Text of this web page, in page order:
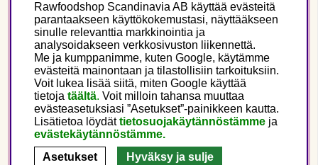
Seuraa meitä
Tämä on Rawfoodshop
Finland
Rawfoodshop Scandinavia AB käyttää evästeitä
parantaakseen käyttökokemustasi, näyttääkseen
sinulle relevanttia markkinointia ja
analysoidakseen verkkosivuston liikennettä.
Me ja kumppanimme, kuten Google, käytämme
evästeitä mainontaan ja tilastollisiin tarkoituksiin.
Voit lukea lisää siitä, miten Google käyttää
tietoja täältä. Voit milloin tahansa muuttaa
evästeasetuksiasi ”Asetukset”-painikkeen kautta.
Lisätietoa löydättietosuojakäytännöstämme ja
evästekäytännöstämme.
Asetukset
Hyväksy ja sulje